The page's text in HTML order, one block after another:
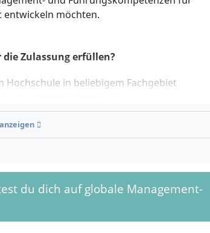
entwickeln möchten.
Zulassung erfüllen?
Hochschule in beliebigem Fachgebiet
inklusive Essays und
Studiums werden nicht mitgezählt)
erforderlich, wenn keine ausreichenden
oder Studienleistungen belegt werden
du dich auf globale Management-